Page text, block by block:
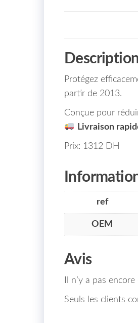
Protégez
partir de 2013.
Conçue pour
Livraison
Prix: 1312 DH
ref
OEM
Avis
Il n’y a pas encore
Seuls les clients